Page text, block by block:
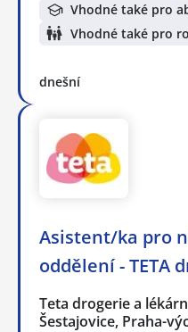
Vhodné také pro
Vhodné také pro
dnešní
Asistent/ka pro
oddělení - TETA
Teta drogerie a
Šestajovice, Praha-